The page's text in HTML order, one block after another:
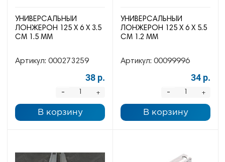
УНИВЕРСАЛЬНЫЙ
ЛОНЖЕРОН 125 Х 6 Х 3.5
СМ 1.5 ММ
Артикул: 000273259
38 р.
+
-
В корзину
УНИВЕРСАЛЬНЫЙ
ЛОНЖЕРОН 125 Х 6 Х 5.5
СМ 1.2 ММ
Артикул: 00099996
34 р.
+
-
В корзину